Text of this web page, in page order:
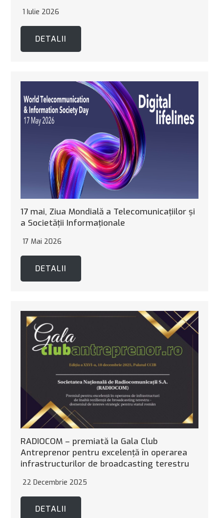
1 Iulie 2026
DETALII
17 mai, Ziua Mondială a Telecomunicaţiilor şi
a Societăţii Informaţionale
17 Mai 2026
DETALII
RADIOCOM – premiată la Gala Club
Antreprenor pentru excelență în operarea
infrastructurilor de broadcasting terestru
22 Decembrie 2025
DETALII